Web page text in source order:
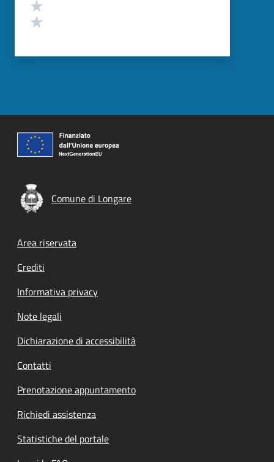
Comune di Longare
Footer menu
Area riservata
Crediti
Informativa privacy
Note legali
Dichiarazione di accessibilità
Contatti
Prenotazione appuntamento
Richiedi assistenza
Statistiche del portale